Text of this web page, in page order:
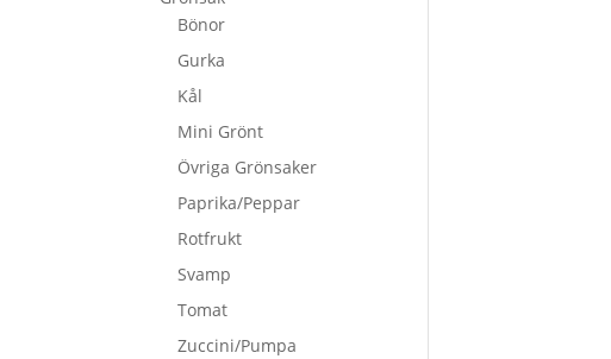
Bönor
Gurka
Kål
Mini Grönt
Övriga Grönsaker
Paprika/Peppar
Rotfrukt
Svamp
Tomat
Zuccini/Pumpa